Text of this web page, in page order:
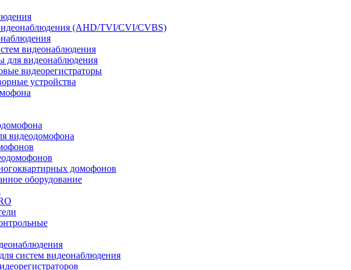
(AHD/TVI/CVI/CVBS)
видеонаблюдения
для видеонаблюдения
видеорегистраторы
устройства
видеодомофона
домофонов
оборудование
систем видеонаблюдения